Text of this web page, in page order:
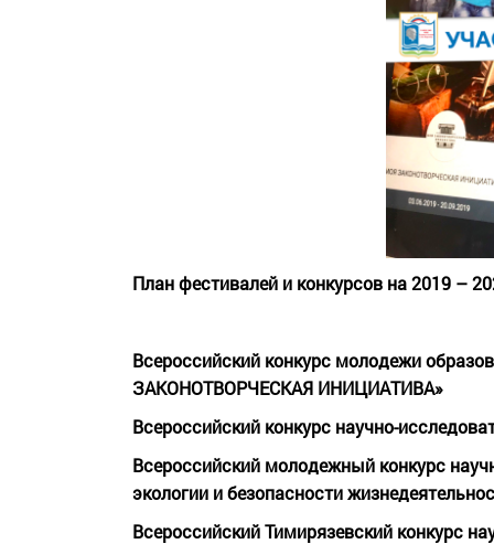
План фестивалей и конкурсов на 2019 –
Всероссийский конкурс молодежи
ЗАКОНОТВОРЧЕСКАЯ ИНИЦИАТИВА»
Всероссийский конкурс научно-
Всероссийский молодежный конкурс
экологии и безопасности
Всероссийский Тимирязевский конкурс